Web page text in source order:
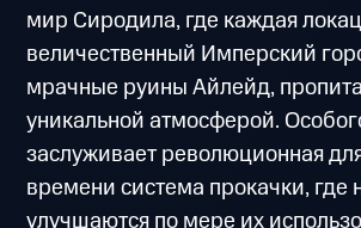
мир Сиродила, где каждая
величественный Имперский
мрачные руины Айлейд,
уникальной атмосферой.
заслуживает революционная
времени система прокачки, где
улучшаются по мере их